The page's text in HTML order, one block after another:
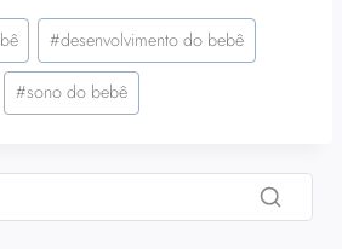
#desenvolvimento do bebê
#sono do bebê